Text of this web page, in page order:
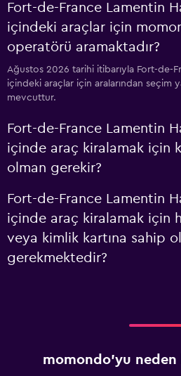
Fort-de-France Lamentin
içindeki araçlar için
operatörü aramaktadır?
Ağustos 2026 tarihi itibarıyla Fort-de-
içindeki araçlar için aralarından seçim
mevcuttur.
Fort-de-France Lamentin
içinde araç kiralamak için
olman gerekir?
Fort-de-France Lamentin
içinde araç kiralamak için
veya kimlik kartına sahip
gerekmektedir?
momondo'yu neden